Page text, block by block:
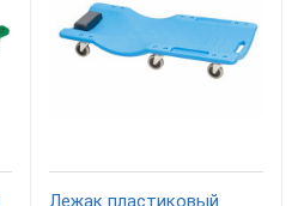
Лежак пластиковый